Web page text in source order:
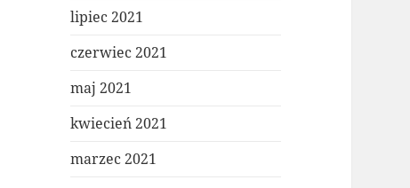
lipiec 2021
czerwiec 2021
maj 2021
kwiecień 2021
marzec 2021